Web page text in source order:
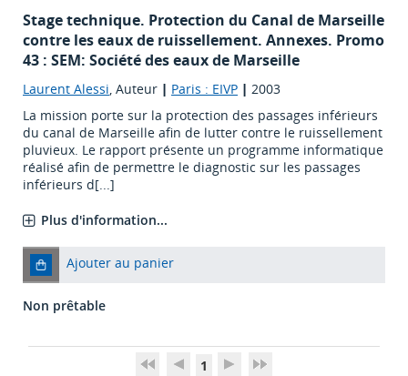
Stage technique. Protection du Canal de Marseille
contre les eaux de ruissellement. Annexes. Promo
43 : SEM: Société des eaux de Marseille
Laurent Alessi, Auteur | Paris : EIVP | 2003
La mission porte sur la protection des passages inférieurs
du canal de Marseille afin de lutter contre le ruissellement
pluvieux. Le rapport présente un programme informatique
réalisé afin de permettre le diagnostic sur les passages
inférieurs d[...]
Plus d'information...
Ajouter au panier
Non prêtable
1